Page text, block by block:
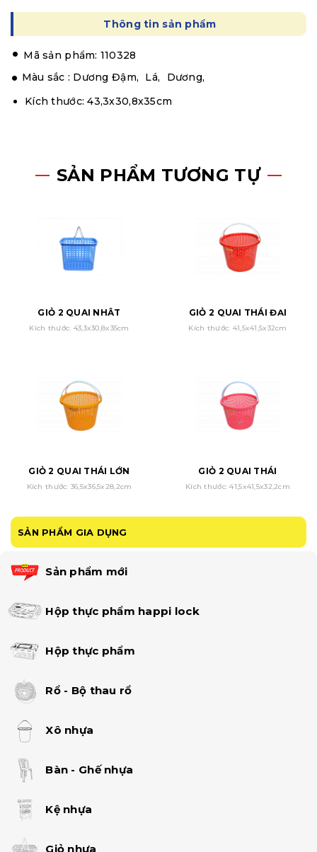
SẢN PHẨM GIA DỤNG
Sản phẩm mới
Hộp thực phẩm happi lock
Hộp thực phẩm
Rổ - Bộ thau rổ
Xô nhựa
Bàn - Ghế nhựa
Kệ nhựa
Giỏ nhựa
Thông tin sản phẩm
Mã sản phẩm: 110328
. Màu sắc : Dương Đậm, Lá,
Dương,
Kích thước: 43,3x30,8x35cm
SẢN PHẨM TƯƠNG TỰ
GIỎ 2 QUAI NHẬT
Kích thước: 43,3x30,8x35cm
GIỎ 2 QUAI THÁI ĐẠI
Kích thước: 41,5x41,5x32cm
GIỎ 2 QUAI THÁI LỚN
Kích thước: 36,5x36,5x28,2cm
GIỎ 2 QUAI THÁI
Kích thước: 41,5x41,5x32,2cm